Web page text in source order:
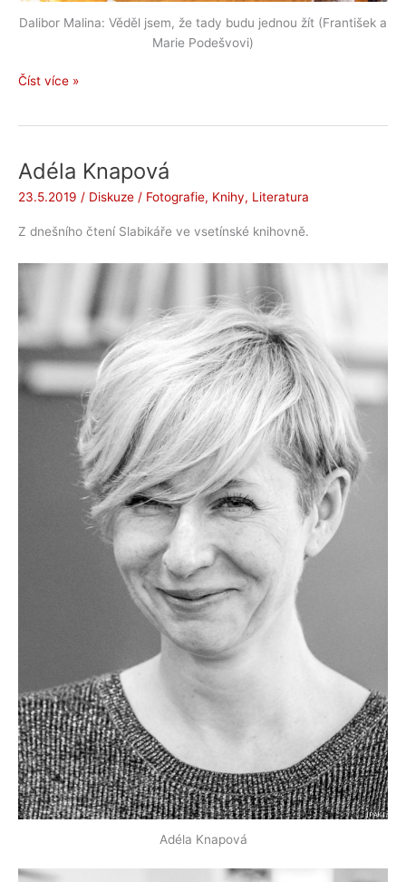
Dalibor Malina: Věděl jsem, že tady budu jednou žít (František a
Marie Podešvovi)
Osahávání
Číst více »
Adéla Knapová
23.5.2019 / Diskuze / Fotografie, Knihy, Literatura
Z dnešního čtení Slabikáře ve vsetínské knihovně.
Adéla Knapová